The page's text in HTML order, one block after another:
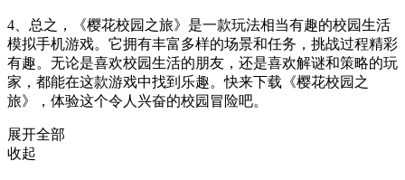
4、总之，《樱花校园之旅》是一款玩法相当有趣的校园生活
模拟手机游戏。它拥有丰富多样的场景和任务，挑战过程精彩
有趣。无论是喜欢校园生活的朋友，还是喜欢解谜和策略的玩
家，都能在这款游戏中找到乐趣。快来下载《樱花校园之
旅》，体验这个令人兴奋的校园冒险吧。
展开全部
收起